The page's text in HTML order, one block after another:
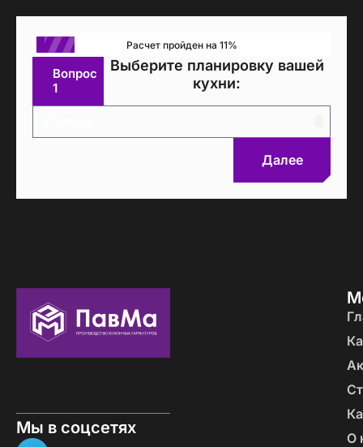
Расчет пройден на 11%
Вопрос
1
Выберите планировку вашей
кухни:
Далее
Мы в соцсетях
О